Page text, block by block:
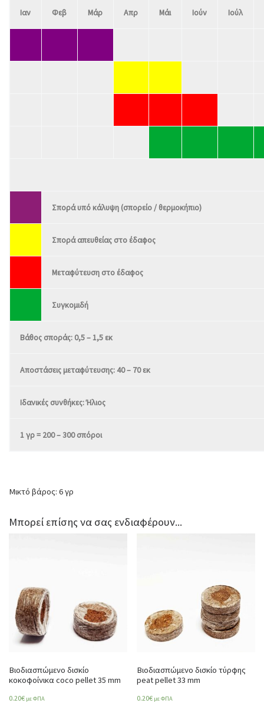
Ιαν Φεβ Μάρ Απρ Μάι Ιούν Ιούλ
Σπορά υπό κάλυψη (σπορείο / θερμοκήπιο)
Σπορά απευθείας στο έδαφος
Μεταφύτευση στο έδαφος
Συγκομιδή
Βάθος σποράς: 0,5 – 1,5 εκ
Αποστάσεις μεταφύτευσης: 40 – 70 εκ
Ιδανικές συνθήκες: Ήλιος
1 γρ = 200 – 300 σπόροι
Μικτό βάρος: 6 γρ
Μπορεί επίσης να σας ενδιαφέρουν...
Βιοδιασπώμενο δισκίο
κοκοφοίνικα coco pellet 35 mm
0.20€ με ΦΠΑ
Βιοδιασπώμενο δισκίο τύρφης
peat pellet 33 mm
0.20€ με ΦΠΑ